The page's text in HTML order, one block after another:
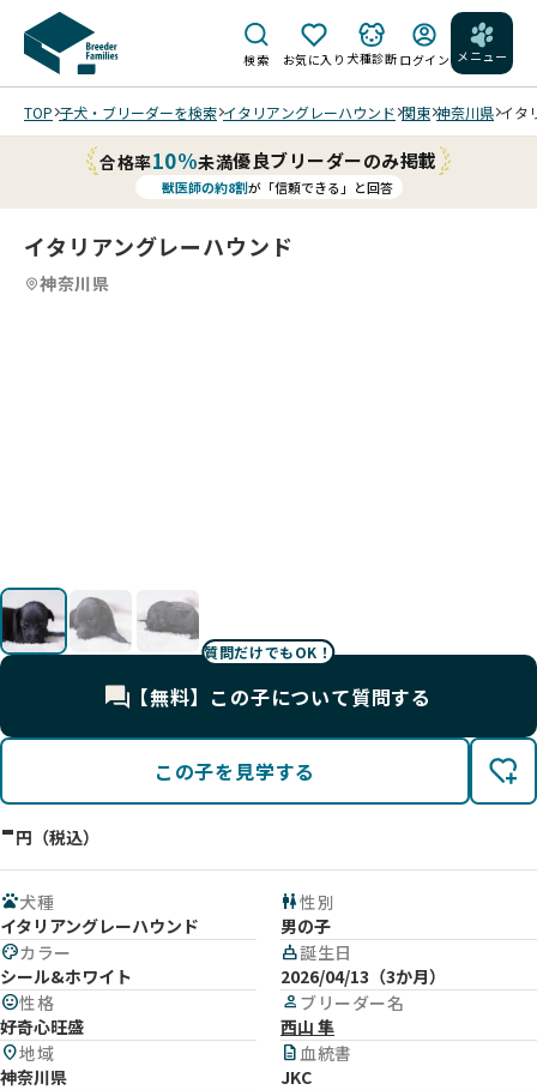
検索 お気に入り 犬種診断 ログイン メニュー
TOP 子犬・ブリーダーを検索 イタリアングレーハウンド 関東 神奈川県 イタ
合格率10%未満優良ブリーダーのみ掲載
獣医師の約8割が「信頼できる」と回答
イタリアングレーハウンド
神奈川県
質問だけでもOK！
【無料】この子について質問する
この子を見学する
-円（税込）
pets犬種
イタリアングレーハウンド
wc性別
男の子
paletteカラー
シール&ホワイト
cake誕生日
2026/04/13（3か月）
mood性格
好奇心旺盛
person ブリーダー名
西山 隼
location_on地域
神奈川県
description血統書
JKC